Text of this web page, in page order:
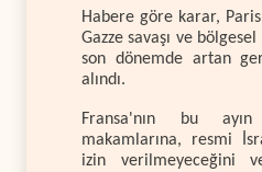
Habere göre karar,
Gazze savaşı ve
son dönemde artan
alındı.
Fransa'nın bu
makamlarına, resmi
izin verilmeyeceğini